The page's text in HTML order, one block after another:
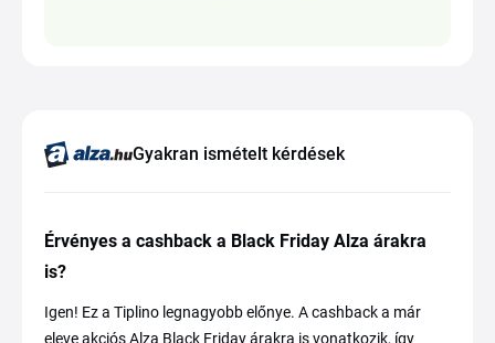
Gyakran ismételt kérdések
Érvényes a cashback a Black Friday Alza árakra
is?
Igen! Ez a Tiplino legnagyobb előnye. A cashback a már
eleve akciós Alza Black Friday árakra is vonatkozik, így